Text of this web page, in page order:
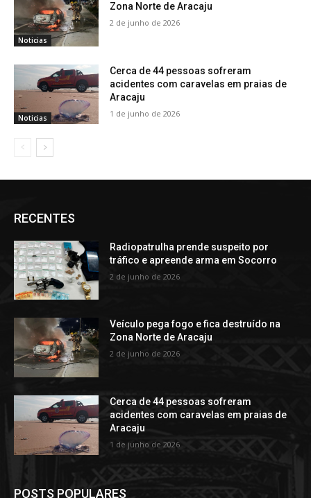
Noticias
Zona Norte de Aracaju
2 de junho de 2026
Noticias
Cerca de 44 pessoas sofreram
acidentes com caravelas em praias de
Aracaju
1 de junho de 2026
RECENTES
Radiopatrulha prende suspeito por
tráfico e apreende arma em Socorro
2 de junho de 2026
Veículo pega fogo e fica destruído na
Zona Norte de Aracaju
2 de junho de 2026
Cerca de 44 pessoas sofreram
acidentes com caravelas em praias de
Aracaju
1 de junho de 2026
POSTS POPULARES